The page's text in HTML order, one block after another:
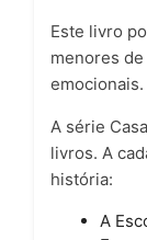
Este livro
menores
emocionais.
A série
livros. A
história:
A